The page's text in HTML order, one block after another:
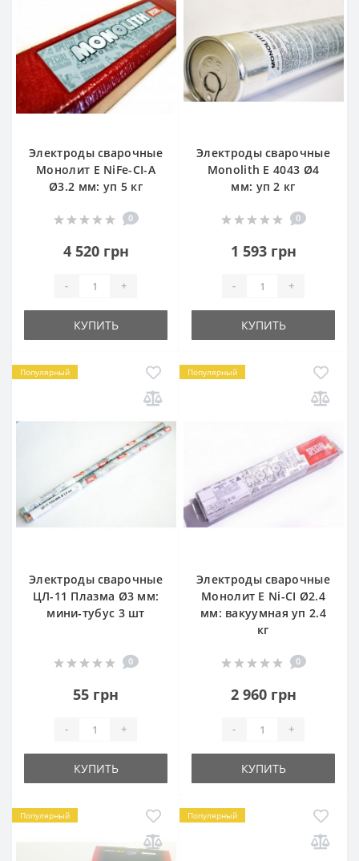
Электроды сварочные
Монолит E NiFe-CI-A
Ø3.2 мм: уп 5 кг
0
4 520 грн
- +
КУПИТЬ
Электроды сварочные
Monolith E 4043 Ø4
мм: уп 2 кг
0
1 593 грн
- +
КУПИТЬ
Популярный
Электроды сварочные
ЦЛ-11 Плазма Ø3 мм:
мини-тубус 3 шт
0
55 грн
- +
КУПИТЬ
Популярный
Электроды сварочные
Монолит E Ni-CI Ø2.4
мм: вакуумная уп 2.4
кг
0
2 960 грн
- +
КУПИТЬ
Популярный Популярный